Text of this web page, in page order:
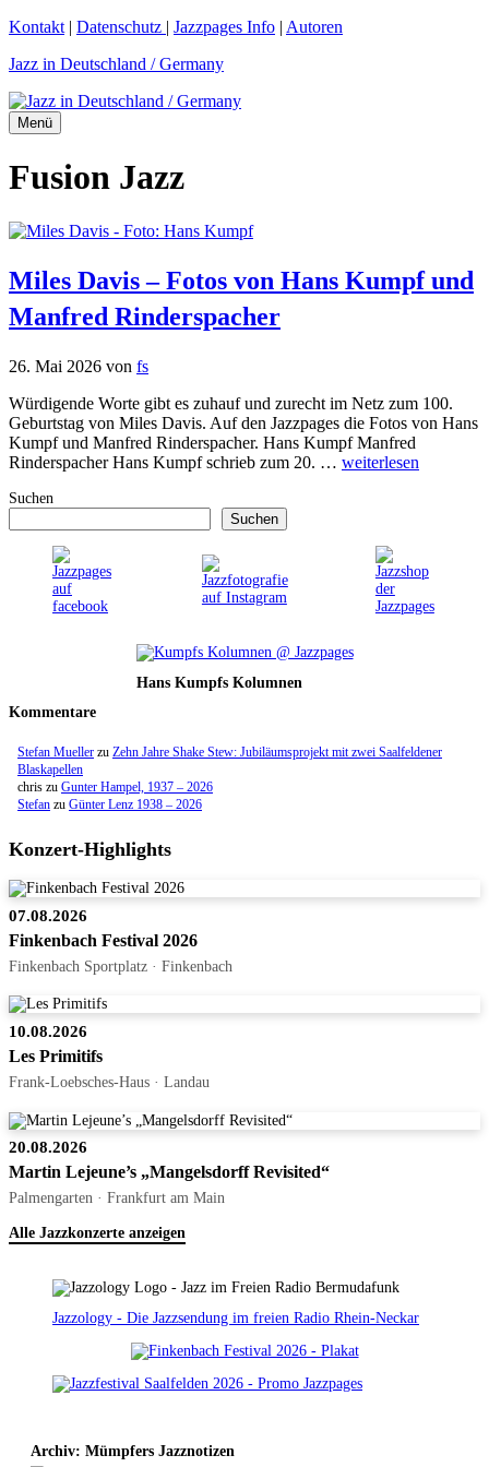
Zum
springen
Kontakt | Datenschutz | Jazzpages Info | Autoren
Jazz in Deutschland / Germany
Menü
Fusion Jazz
Miles Davis – Fotos von Hans Kumpf und
Manfred Rinderspacher
26. Mai 2026 von fs
Würdigende Worte gibt es zuhauf und zurecht im Netz zum 100.
Geburtstag von Miles Davis. Auf den Jazzpages die Fotos von Hans
Kumpf und Manfred Rinderspacher. Hans Kumpf Manfred
Rinderspacher Hans Kumpf schrieb zum 20. … weiterlesen
Suchen
Suchen
Hans Kumpfs Kolumnen
Kommentare
Stefan Mueller zu Zehn Jahre Shake Stew: Jubiläumsprojekt mit zwei Saalfeldener
Blaskapellen
chris zu Gunter Hampel, 1937 – 2026
Stefan zu Günter Lenz 1938 – 2026
Konzert-Highlights
07.08.2026
Finkenbach Festival 2026
Finkenbach Sportplatz · Finkenbach
10.08.2026
Les Primitifs
Frank-Loebsches-Haus · Landau
20.08.2026
Martin Lejeune’s „Mangelsdorff Revisited“
Palmengarten · Frankfurt am Main
Alle Jazzkonzerte anzeigen
Jazzology - Die Jazzsendung im freien Radio Rhein-Neckar
Archiv: Mümpfers Jazznotizen